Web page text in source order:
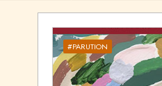
#PARUTION